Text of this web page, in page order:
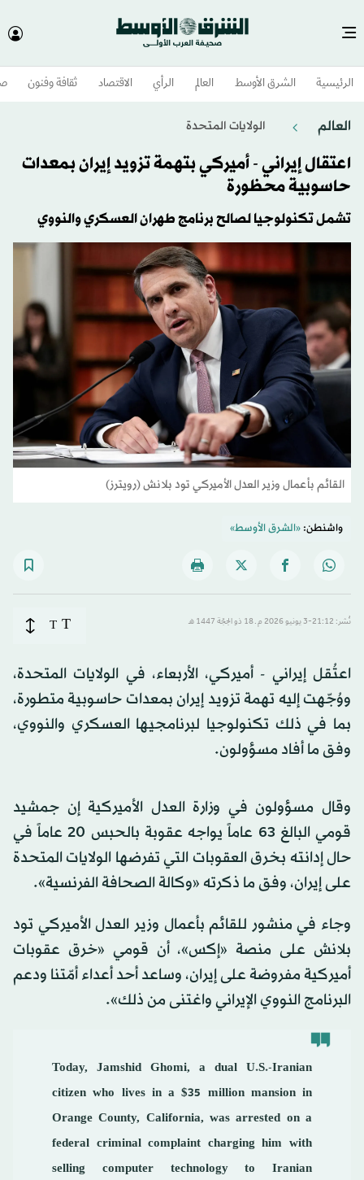
الرئيسية الشرق الأوسط​ العالم الرأي الاقتصاد ثقافة وفنون
العالم الولايات المتحدة​
اعتقال إيراني - أميركي بتهمة تزويد إيران بمعدات
حاسوبية محظورة
تشمل تكنولوجيا لصالح برنامج طهران العسكري والنووي
القائم بأعمال وزير العدل الأميركي تود بلانش (رويترز)
واشنطن:«الشرق الأوسط»
نُشر: 21:12-3 يونيو 2026 م ـ 18 ذو الحِجّة 1447 هـ T
T
اعتُقل إيراني - أميركي، الأربعاء، في الولايات المتحدة،
ووُجّهت إليه تهمة تزويد إيران بمعدات حاسوبية متطورة،
بما في ذلك تكنولوجيا لبرنامجيها العسكري والنووي،
وفق ما أفاد مسؤولون.
وقال مسؤولون في وزارة العدل الأميركية إن جمشيد
قومي البالغ 63 عاماً يواجه عقوبة بالحبس 20 عاماً في
حال إدانته بخرق العقوبات التي تفرضها الولايات المتحدة
على إيران، وفق ما ذكرته «وكالة الصحافة الفرنسية».
وجاء في منشور للقائم بأعمال وزير العدل الأميركي تود
بلانش على منصة «إكس»، أن قومي «خرق عقوبات
أميركية مفروضة على إيران، وساعد أحد أعداء أمّتنا ودعم
البرنامج النووي الإيراني واغتنى من ذلك».
Today, Jamshid Ghomi, a dual U.S.-Iranian
citizen who lives in a $35 million mansion in
Orange County, California, was arrested on a
federal criminal complaint charging him with
selling computer technology to Iranian